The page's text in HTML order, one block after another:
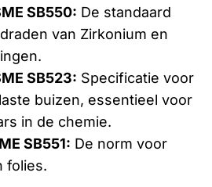
SB550: De standaard
van Zirkonium en
SB523: Specificatie voor
buizen, essentieel voor
in de chemie.
SB551: De norm voor
folies.